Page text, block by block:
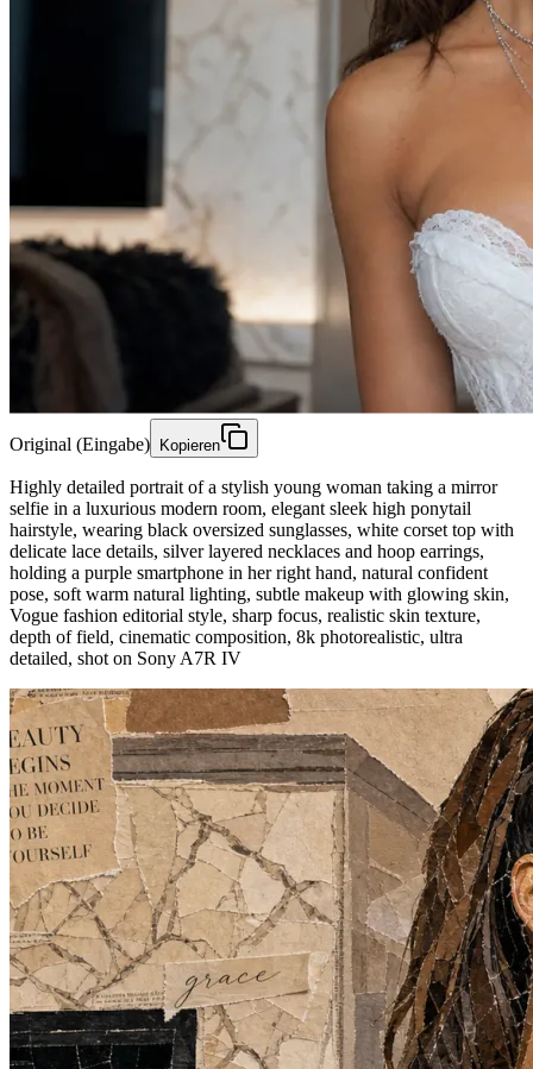
Original (Eingabe) Kopieren
Highly detailed portrait of a stylish young woman taking a mirror
selfie in a luxurious modern room, elegant sleek high ponytail
hairstyle, wearing black oversized sunglasses, white corset top with
delicate lace details, silver layered necklaces and hoop earrings,
holding a purple smartphone in her right hand, natural confident
pose, soft warm natural lighting, subtle makeup with glowing skin,
Vogue fashion editorial style, sharp focus, realistic skin texture,
depth of field, cinematic composition, 8k photorealistic, ultra
detailed, shot on Sony A7R IV